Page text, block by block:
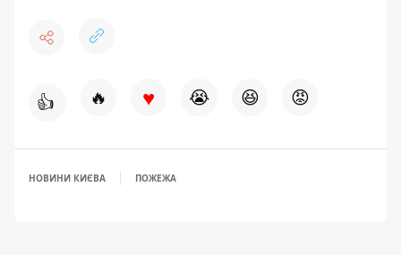
👍 🔥 ♥ 😭 😆 😡
НОВИНИ КИЄВА ПОЖЕЖА